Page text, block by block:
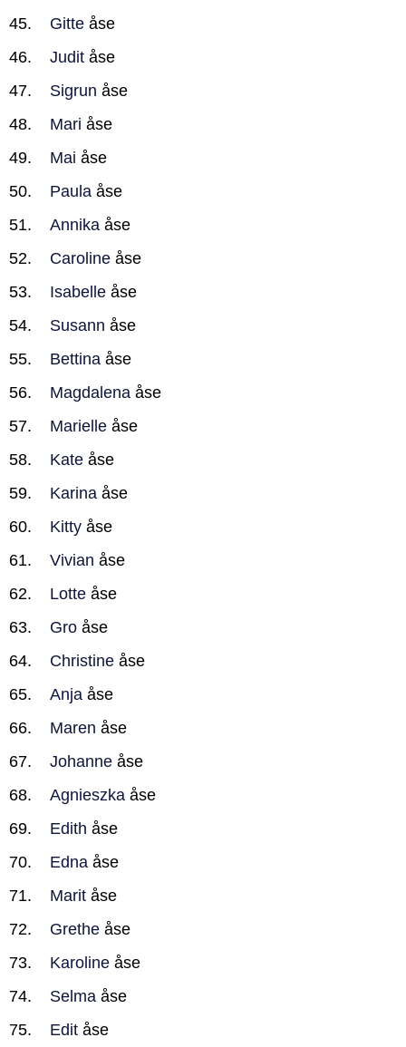
Gitte åse
Judit åse
Sigrun åse
Mari åse
Mai åse
Paula åse
Annika åse
Caroline åse
Isabelle åse
Susann åse
Bettina åse
Magdalena åse
Marielle åse
Kate åse
Karina åse
Kitty åse
Vivian åse
Lotte åse
Gro åse
Christine åse
Anja åse
Maren åse
Johanne åse
Agnieszka åse
Edith åse
Edna åse
Marit åse
Grethe åse
Karoline åse
Selma åse
Edit åse